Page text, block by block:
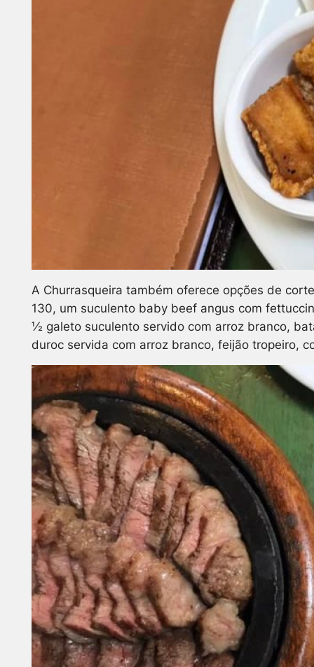
A Churrasqueira também oferece opções de
130, um suculento baby beef angus com
½ galeto suculento servido com arroz branco,
duroc servida com arroz branco, feijão tropeiro,